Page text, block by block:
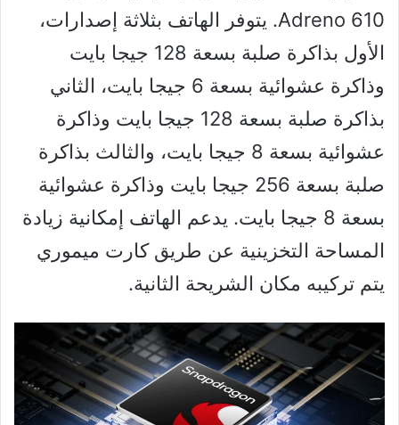
Adreno 610. يتوفر الهاتف بثلاثة إصدارات،
الأول بذاكرة صلبة بسعة 128 جيجا بايت
وذاكرة عشوائية بسعة 6 جيجا بايت، الثاني
بذاكرة صلبة بسعة 128 جيجا بايت وذاكرة
عشوائية بسعة 8 جيجا بايت، والثالث بذاكرة
صلبة بسعة 256 جيجا بايت وذاكرة عشوائية
بسعة 8 جيجا بايت. يدعم الهاتف إمكانية زيادة
المساحة التخزينية عن طريق كارت ميموري
يتم تركيبه مكان الشريحة الثانية.